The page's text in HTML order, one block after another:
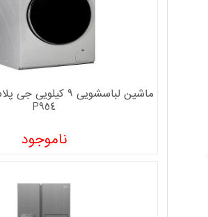
P954
ناموجود